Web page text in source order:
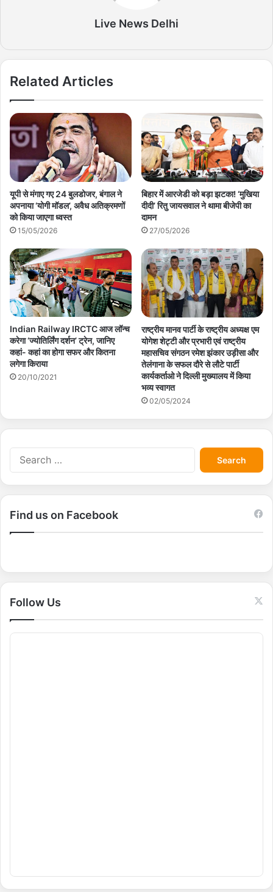
Live News Delhi
Related Articles
यूपी से मंगाए गए 24 बुलडोजर, बंगाल ने
अपनाया ‘योगी मॉडल’, अवैध अतिक्रमणों
को किया जाएगा ध्वस्त
15/05/2026
बिहार में आरजेडी को बड़ा झटका! ‘मुखिया
दीदी’ रितु जायसवाल ने थामा बीजेपी का
दामन
27/05/2026
Indian Railway IRCTC आज लॉन्‍च
करेगा ‘ज्योतिर्लिंग दर्शन’ ट्रेन, जान‍िए
कहां- कहां का होगा सफर और कितना
लगेगा किराया
20/10/2021
राष्ट्रीय मानव पार्टी के राष्ट्रीय अध्यक्ष एम
योगेश शेट्टी और प्रभारी एवं राष्ट्रीय
महासचिव संगठन रमेश झंकार उड़ीसा और
तेलंगाना के सफल दौरे से लौटे पार्टी
कार्यकर्ताओ ने दिल्ली मुख्यालय में किया
भव्य स्वागत
02/05/2024
S
e
a
r
r
:
Find us on Facebook
Follow Us